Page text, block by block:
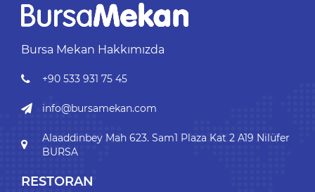
Bursa Mekan Hakkımızda
+90 533 931 75 45
info@bursamekan.com
Alaaddinbey Mah 623. Sam1 Plaza Kat 2 A19 Nilüfer
BURSA
RESTORAN